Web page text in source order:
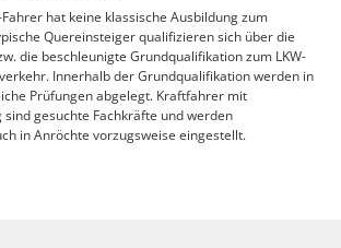
hat keine klassische Ausbildung zum
Quereinsteiger qualifizieren sich über die
die beschleunigte Grundqualifikation zum LKW-
Innerhalb der Grundqualifikation werden in
Prüfungen abgelegt. Kraftfahrer mit
gesuchte Fachkräfte und werden
in Anröchte vorzugsweise eingestellt.